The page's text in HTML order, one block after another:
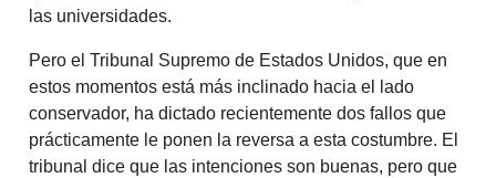
las universidades.
Pero el Tribunal Supremo de Estados Unidos, que en
estos momentos está más inclinado hacia el lado
conservador, ha dictado recientemente dos fallos que
prácticamente le ponen la reversa a esta costumbre. El
tribunal dice que las intenciones son buenas, pero que